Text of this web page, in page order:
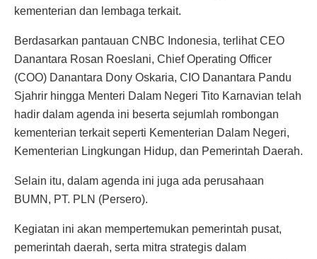
kementerian dan lembaga terkait.
Berdasarkan pantauan CNBC Indonesia, terlihat CEO
Danantara Rosan Roeslani, Chief Operating Officer
(COO) Danantara Dony Oskaria, CIO Danantara Pandu
Sjahrir hingga Menteri Dalam Negeri Tito Karnavian telah
hadir dalam agenda ini beserta sejumlah rombongan
kementerian terkait seperti Kementerian Dalam Negeri,
Kementerian Lingkungan Hidup, dan Pemerintah Daerah.
Selain itu, dalam agenda ini juga ada perusahaan
BUMN, PT. PLN (Persero).
Kegiatan ini akan mempertemukan pemerintah pusat,
pemerintah daerah, serta mitra strategis dalam